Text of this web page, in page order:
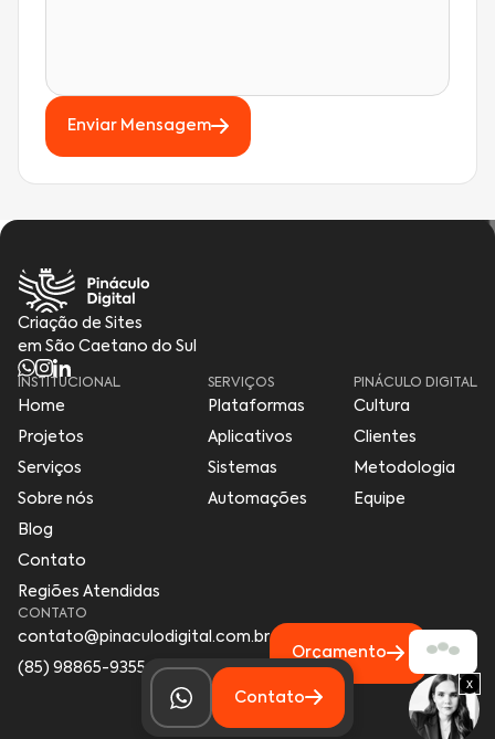
x
Enviar Mensagem
Criação de Sites
em São Caetano do Sul
INSTITUCIONAL
Home
Projetos
Serviços
Sobre nós
Blog
Contato
Regiões Atendidas
SERVIÇOS
Plataformas
Aplicativos
Sistemas
Automações
PINÁCULO DIGITAL
Cultura
Clientes
Metodologia
Equipe
CONTATO
contato@pinaculodigital.com.br
(85) 98865-9355
Orçamento
Contato